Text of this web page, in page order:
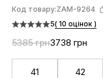
Код товару:ZAM-9264
5( 10 оцінок )
5385 грн3738 грн
41 42